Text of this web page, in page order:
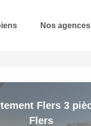
Nos agences
Flers 3
Flers